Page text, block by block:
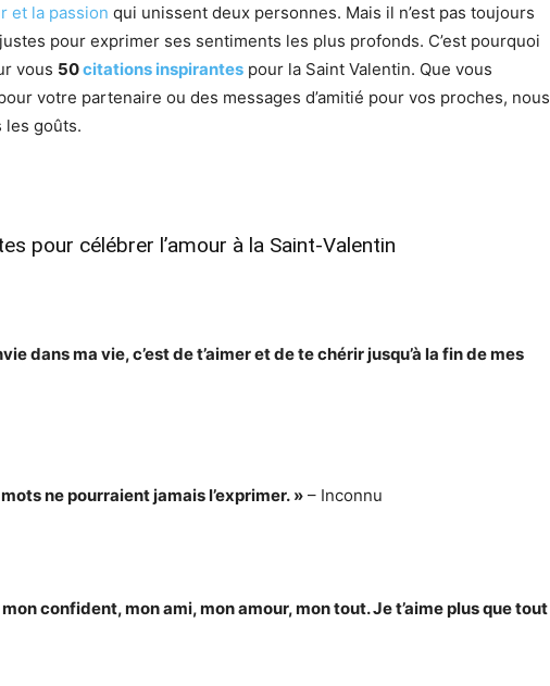
et la passion qui unissent deux personnes. Mais il n’est pas toujours
pour exprimer ses sentiments les plus profonds. C’est pourquoi
vous 50citations inspirantes pour la Saint Valentin. Que vous
votre partenaire ou des messages d’amitié pour vos proches, nous
les goûts.
pour célébrer l’amour à la Saint-Valentin
dans ma vie, c’est de t’aimer et de te chérir jusqu’à la fin de mes
ne pourraient jamais l’exprimer. » – Inconnu
confident, mon ami, mon amour, mon tout. Je t’aime plus que tout